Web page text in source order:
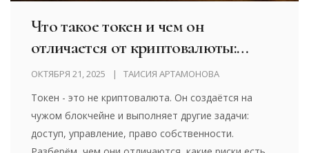
Что такое токен и чем он
отличается от криптовалюты:
простое объяснение для новичков
ОКТЯБРЯ 21, 2025 ТАИСИЯ АРТАМОНОВА
Токен - это не криптовалюта. Он создаётся на
чужом блокчейне и выполняет другие задачи:
доступ, управление, право собственности.